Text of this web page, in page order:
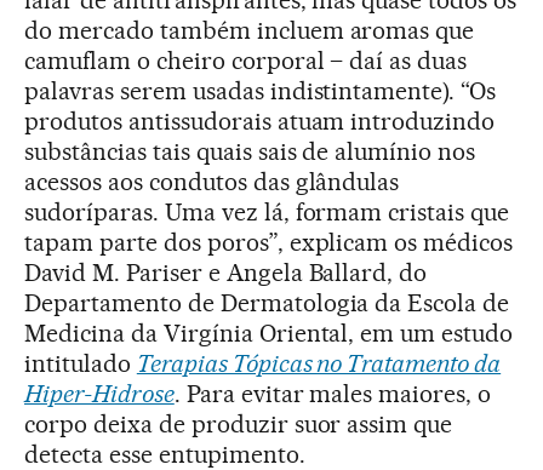
do mercado também incluem aromas que
camuflam o cheiro corporal – daí as duas
palavras serem usadas indistintamente). “Os
produtos antissudorais atuam introduzindo
substâncias tais quais sais de alumínio nos
acessos aos condutos das glândulas
sudoríparas. Uma vez lá, formam cristais que
tapam parte dos poros”, explicam os médicos
David M. Pariser e Angela Ballard, do
Departamento de Dermatologia da Escola de
Medicina da Virgínia Oriental, em um estudo
intitulado Terapias Tópicas no Tratamento da
Hiper-Hidrose. Para evitar males maiores, o
corpo deixa de produzir suor assim que
detecta esse entupimento.